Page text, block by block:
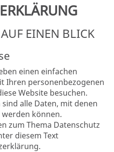
EINEN BLICK
einen einfachen
Ihren personenbezogenen
Website besuchen.
alle Daten, mit denen
können.
zum Thema Datenschutz
diesem Text